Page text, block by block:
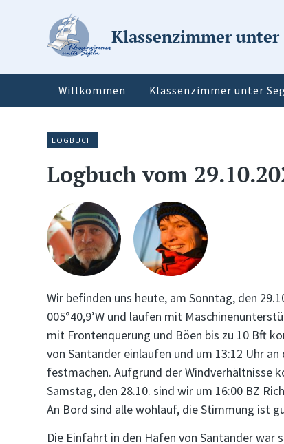
Klassenzimmer unter
Willkommen Klassenzimmer unter
LOGBUCH
Logbuch vom
Wir befinden uns heute, am Sonntag, den
005°40,9’W und laufen mit
mit Frontenquerung und Böen bis zu 10 Bft
von Santander einlaufen und um 13:12 Uhr
festmachen. Aufgrund der Windverhältnisse
Samstag, den 28.10. sind wir um 16:00 BZ
An Bord sind alle wohlauf, die Stimmung ist
Die Einfahrt in den Hafen von Santander war